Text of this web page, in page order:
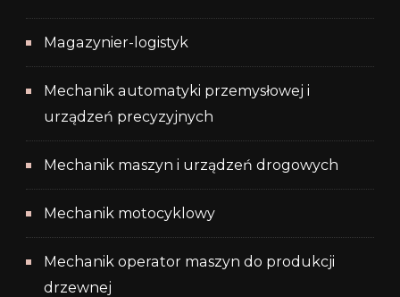
Magazynier-logistyk
Mechanik automatyki przemysłowej i
urządzeń precyzyjnych
Mechanik maszyn i urządzeń drogowych
Mechanik motocyklowy
Mechanik operator maszyn do produkcji
drzewnej